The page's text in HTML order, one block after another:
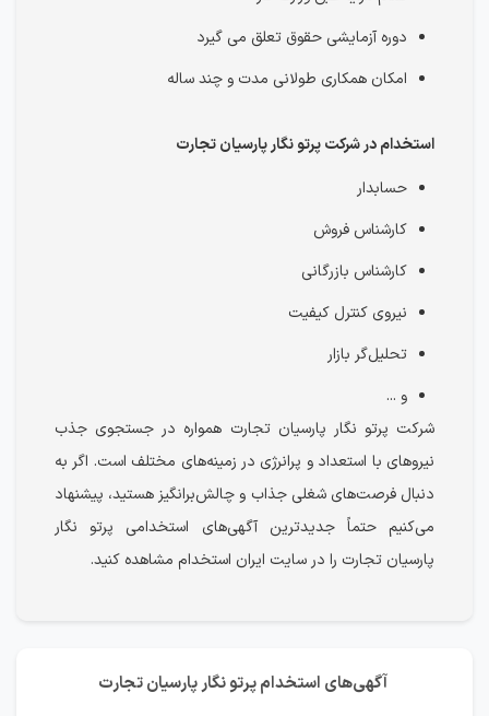
دوره آزمایشی حقوق تعلق می گیرد
امکان همکاری طولانی مدت و چند ساله
استخدام در شرکت پرتو نگار پارسیان تجارت
حسابدار
کارشناس فروش
کارشناس بازرگانی
نیروی کنترل کیفیت
تحلیل‌گر بازار
و ...
شرکت پرتو نگار پارسیان تجارت همواره در جستجوی جذب
نیروهای با استعداد و پرانرژی در زمینه‌های مختلف است. اگر به
دنبال فرصت‌های شغلی جذاب و چالش‌برانگیز هستید، پیشنهاد
می‌کنیم حتماً جدیدترین آگهی‌های استخدامی پرتو نگار
پارسیان تجارت را در سایت ایران استخدام مشاهده کنید.
آگهی‌های استخدام پرتو نگار پارسیان تجارت